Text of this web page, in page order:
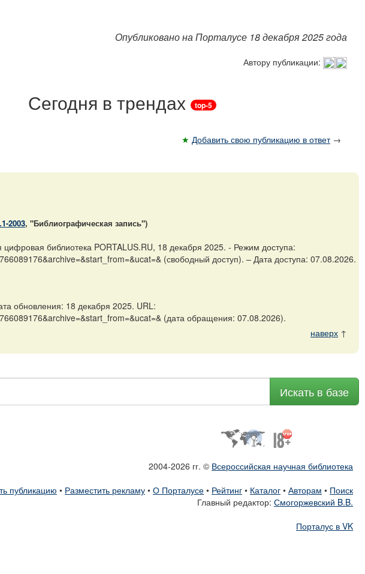
Опубликовано на Порталусе 18 декабря 2025 года
Автору публикации:
Сегодня в трендах top-5
★ Добавить свою публикацию в ответ→
2003, "Библиографическая запись")
библиотека PORTALUS.RU, 18 декабря 2025. - Режим доступа:
(свободный доступ). – Дата доступа: 07.08.2026.
обновления: 18 декабря 2025. URL:
(дата обращения: 07.08.2026).
наверх ↑
Искать в базе
2004-2026 гг. © Всероссийская научная библиотека
публикацию • Разместить рекламу • О Порталусе • Рейтинг • Каталог • Авторам • Поиск
Главный редактор: Смогоржевский B.B.
Порталус в VK